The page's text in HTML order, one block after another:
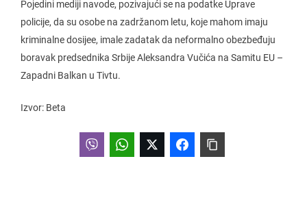
Pojedini mediji navode, pozivajući se na podatke Uprave
policije, da su osobe na zadržanom letu, koje mahom imaju
kriminalne dosijee, imale zadatak da neformalno obezbeđuju
boravak predsednika Srbije Aleksandra Vučića na Samitu EU –
Zapadni Balkan u Tivtu.
Izvor: Beta